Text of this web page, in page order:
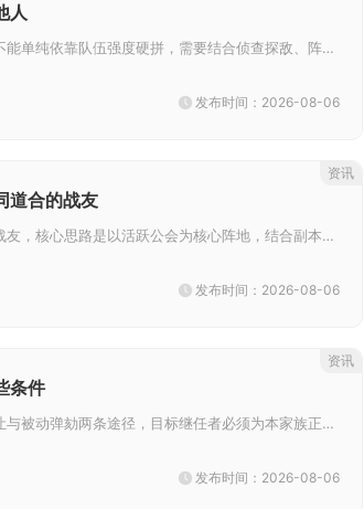
人
想要在率土之滨稳定击败其他玩家，不能单纯依靠队伍强度硬拼，需要结合侦查探敌、阵容克制、战术调度、资源持续压制多种手段协同...
发布时间：2026-08-06
道合的战友
想要在影之刃三中寻找到志同道合的战友，核心思路是以活跃公会为核心阵地，结合副本实战筛选、精准频道招募，搭配外部玩家社区拓...
发布时间：2026-08-06
资讯
条件
忘仙天尊模式下更换族长分为主动禅让与被动弹劾两条途径，目标继任者必须为本家族正式成员，满足等级门槛，主动移交要求原族长在...
发布时间：2026-08-06
资讯